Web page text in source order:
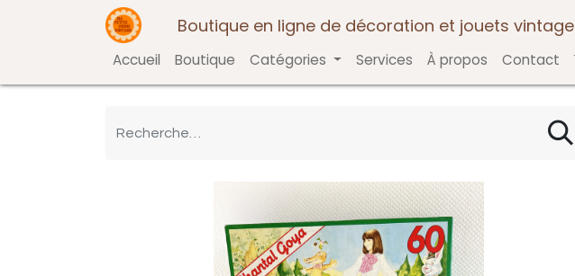
Boutique en ligne de décoration et jouets vintage
Accueil
Boutique Catégories Services À propos Contact